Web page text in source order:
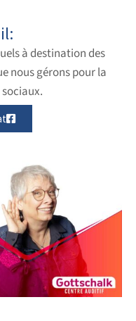
à destination des
nous gérons pour la